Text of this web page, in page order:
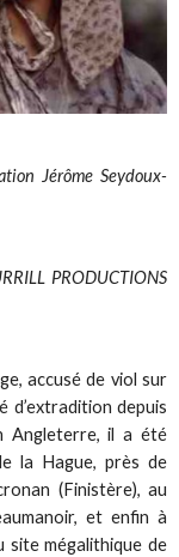
Jérôme Seydoux-
PRODUCTIONS
accusé de viol sur
d’extradition depuis
Angleterre, il a été
la Hague, près de
(Finistère), au
et enfin à
site mégalithique de